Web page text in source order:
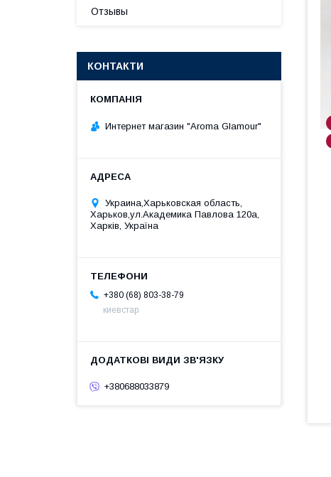
Отзывы
КОНТАКТИ
Интернет магазин "Aroma Glamour"
Украина,Харьковская область,
Харьков,ул.Академика Павлова 120а,
Харків, Україна
+380 (68) 803-38-79
киевстар
+380688033879